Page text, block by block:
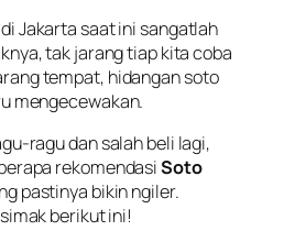
di Jakarta saat ini sangatlah
tak jarang tiap kita coba
tempat, hidangan soto
mengecewakan.
ragu dan salah beli lagi,
rekomendasiSoto
pastinya bikin ngiler.
berikut ini!